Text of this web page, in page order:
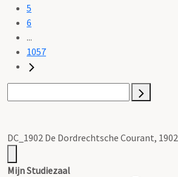
5
6
...
1057
DC_1902 De Dordrechtsche Courant, 1902
Mijn Studiezaal